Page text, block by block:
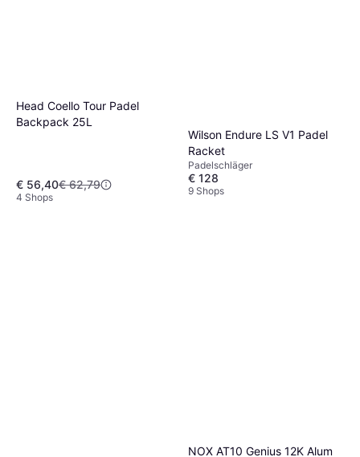
Head Coello Tour Padel
Backpack 25L
€ 56,40€ 62,79
4 Shops
Wilson Endure LS V1 Padel
Racket
Padelschläger
€ 128
9 Shops
NOX AT10 Genius 12K Alum